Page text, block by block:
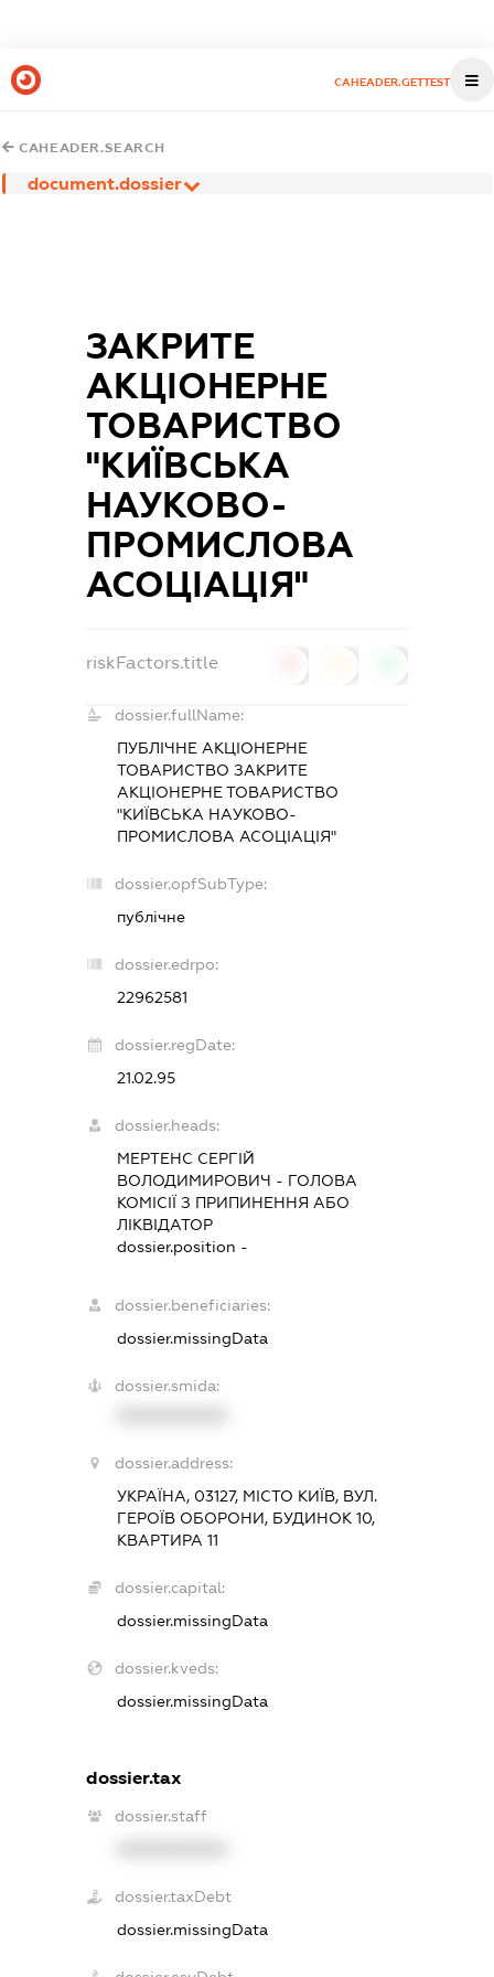
CAHEADER.GETTEST
CAHEADER.SEARCH
document.dossier
ЗАКРИТЕ
АКЦІОНЕРНЕ
ТОВАРИСТВО
"КИЇВСЬКА
НАУКОВО-
ПРОМИСЛОВА
АСОЦІАЦІЯ"
riskFactors.title
dossier.fullName:
ПУБЛІЧНЕ АКЦІОНЕРНЕ
ТОВАРИСТВО ЗАКРИТЕ
АКЦІОНЕРНЕ ТОВАРИСТВО
"КИЇВСЬКА НАУКОВО-
ПРОМИСЛОВА АСОЦІАЦІЯ"
dossier.opfSubType:
публічне
dossier.edrpo:
22962581
dossier.regDate:
21.02.95
dossier.heads:
МЕРТЕНС СЕРГІЙ
ВОЛОДИМИРОВИЧ - ГОЛОВА
КОМІСІЇ З ПРИПИНЕННЯ АБО
ЛІКВІДАТОР
dossier.position -
dossier.beneficiaries:
dossier.missingData
dossier.smida:
dossier.address:
УКРАЇНА, 03127, МІСТО КИЇВ, ВУЛ.
ГЕРОЇВ ОБОРОНИ, БУДИНОК 10,
КВАРТИРА 11
dossier.capital:
dossier.missingData
dossier.kveds:
dossier.missingData
dossier.tax
dossier.staff
dossier.taxDebt
dossier.missingData